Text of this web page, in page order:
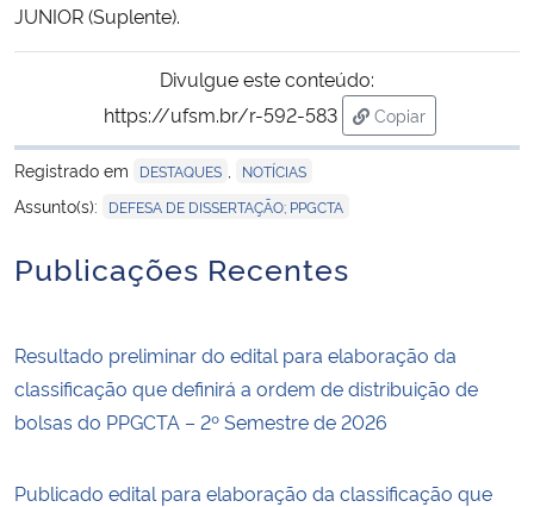
Banco Central do Brasil
JUNIOR (Suplente).
Divulgue este conteúdo:
https://ufsm.br/r-592-583
Copiar
para área de
Registrado em
DESTAQUES NOTÍCIAS
Assunto(s): DEFESA DE DISSERTAÇÃO; PPGCTA
Publicações Recentes
Resultado preliminar do edital para elaboração da
classificação que definirá a ordem de distribuição de
bolsas do PPGCTA – 2º Semestre de 2026
Publicado edital para elaboração da classificação que